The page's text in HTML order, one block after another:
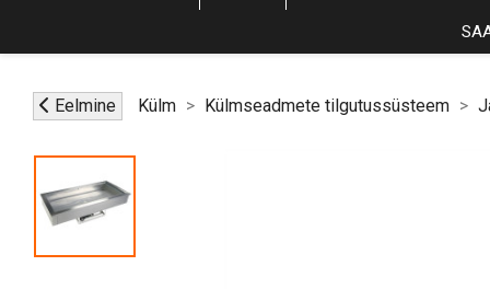
Eelmine Külm Külmseadmete tilgutussüsteem